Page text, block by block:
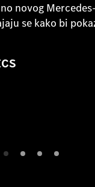
se kako bi